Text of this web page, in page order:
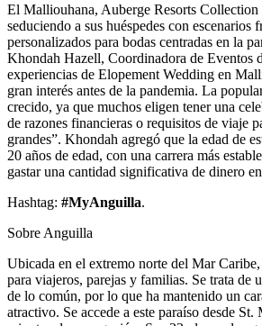
El Malliouhana, Auberge Resorts Collection
seduciendo a sus huéspedes con escenarios
personalizados para bodas centradas en la
Khondah Hazell, Coordinadora de Eventos
experiencias de Elopement Wedding en
gran interés antes de la pandemia. La
crecido, ya que muchos eligen tener una
de razones financieras o requisitos de viaje
grandes”. Khondah agregó que la edad de
20 años de edad, con una carrera más
gastar una cantidad significativa de dinero
Hashtag: #MyAnguilla.
Sobre Anguilla
Ubicada en el extremo norte del Mar
para viajeros, parejas y familias. Se trata de
de lo común, por lo que ha mantenido un
atractivo. Se accede a este paraíso desde